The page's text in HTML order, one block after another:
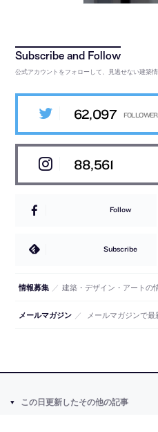
公式アカウントをフォローして、見逃せない建築情
62,097
88,561
Follow
Subscribe
情報募集 ／ 建築・デザイン・アートの
メールマガジン ／ メールマガジンで最
この日更新したその他の記事